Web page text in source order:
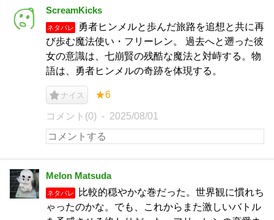
ScreamKicks
ネタバレ
勇者ヒンメルと歩んだ旅路を追想と共に再
び歩む魔法使い・フリーレン。 過去へと遡った彼
女の意識は、七崩賢の残酷な魔法と対峙する。物
語は、勇者ヒンメルの奇跡を体現する。
ナイス ★6
コメント(0) 2025/08/01
Melon Matsuda
ネタバレ
比較的穏やかな巻だった。世界観に慣れち
ゃったのかな。でも、これからまた激しいバトル